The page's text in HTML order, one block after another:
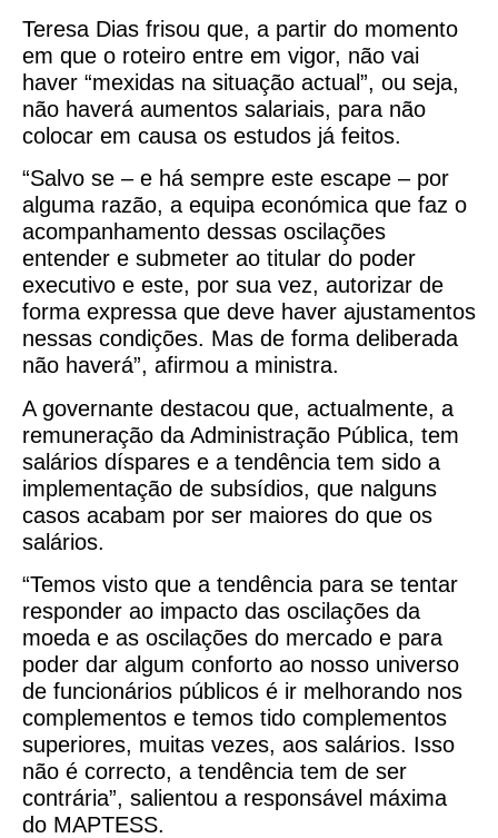
Teresa Dias frisou que, a partir do momento
em que o roteiro entre em vigor, não vai
haver “mexidas na situação actual”, ou seja,
não haverá aumentos salariais, para não
colocar em causa os estudos já feitos.
“Salvo se – e há sempre este escape – por
alguma razão, a equipa económica que faz o
acompanhamento dessas oscilações
entender e submeter ao titular do poder
executivo e este, por sua vez, autorizar de
forma expressa que deve haver ajustamentos
nessas condições. Mas de forma deliberada
não haverá”, afirmou a ministra.
A governante destacou que, actualmente, a
remuneração da Administração Pública, tem
salários díspares e a tendência tem sido a
implementação de subsídios, que nalguns
casos acabam por ser maiores do que os
salários.
“Temos visto que a tendência para se tentar
responder ao impacto das oscilações da
moeda e as oscilações do mercado e para
poder dar algum conforto ao nosso universo
de funcionários públicos é ir melhorando nos
complementos e temos tido complementos
superiores, muitas vezes, aos salários. Isso
não é correcto, a tendência tem de ser
contrária”, salientou a responsável máxima
do MAPTESS.